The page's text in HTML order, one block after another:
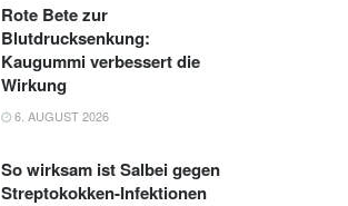
Rote Bete zur
Blutdrucksenkung:
Kaugummi verbessert die
Wirkung
6. AUGUST 2026
So wirksam ist Salbei gegen
Streptokokken-Infektionen